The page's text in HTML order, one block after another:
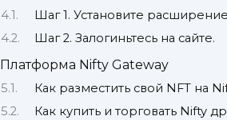
Шаг 1. Установите
Шаг 2. Залогиньтесь на сайте.
Платформа Nifty Gateway
Как разместить свой NFT на
Как купить и торговать Nifty